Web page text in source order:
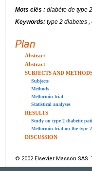
Mots clés : diabète de type
Keywords: type 2 diabetes
Plan
Abstract
Abstract
SUBJECTS AND
Subjects
Methods
Metformin trial
Statistical analyses
RESULTS
Study on type 2 diabetic
Metformin trial on the type
DISCUSSION
© 2002 Elsevier Masson